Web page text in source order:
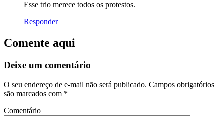
Esse trio merece todos os protestos.
Responder
Comente aqui
Deixe um comentário
O seu endereço de e-mail não será publicado. Campos obrigatórios
são marcados com *
Comentário